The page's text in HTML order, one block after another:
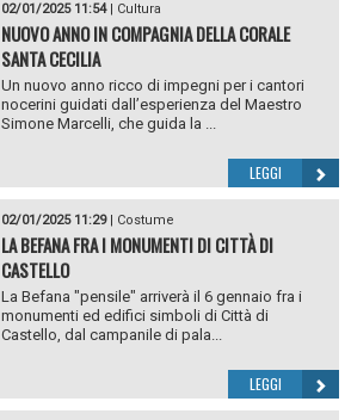
02/01/2025 11:54| Cultura
NUOVO ANNO IN COMPAGNIA DELLA CORALE
SANTA CECILIA
Un nuovo anno ricco di impegni per i cantori
nocerini guidati dall’esperienza del Maestro
Simone Marcelli, che guida la ...
LEGGI
02/01/2025 11:29| Costume
LA BEFANA FRA I MONUMENTI DI CITTÀ DI
CASTELLO
La Befana "pensile" arriverà il 6 gennaio fra i
monumenti ed edifici simboli di Città di
Castello, dal campanile di pala...
LEGGI